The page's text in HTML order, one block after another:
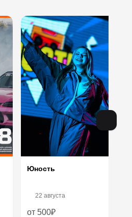
Юность
22 августа
от 500₽